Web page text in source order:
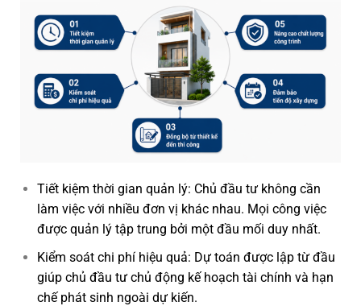
Tiết kiệm thời gian quản lý: Chủ đầu tư không cần
làm việc với nhiều đơn vị khác nhau. Mọi công việc
được quản lý tập trung bởi một đầu mối duy nhất.
Kiểm soát chi phí hiệu quả: Dự toán được lập từ đầu
giúp chủ đầu tư chủ động kế hoạch tài chính và hạn
chế phát sinh ngoài dự kiến.